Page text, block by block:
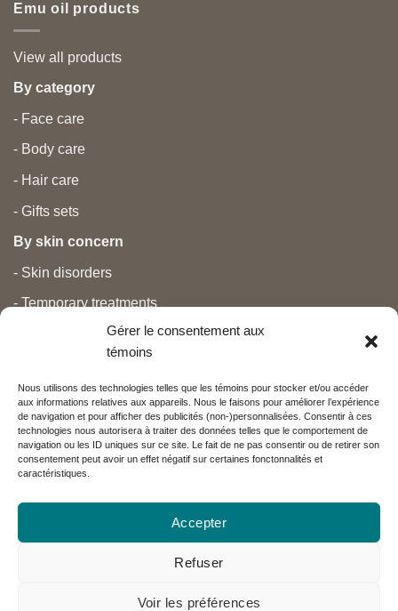
Gérer le consentement aux
témoins
Nous utilisons des technologies telles que les témoins pour stocker et/ou accéder
aux informations relatives aux appareils. Nous le faisons pour améliorer l’expérience
de navigation et pour afficher des publicités (non-)personnalisées. Consentir à ces
technologies nous autorisera à traiter des données telles que le comportement de
navigation ou les ID uniques sur ce site. Le fait de ne pas consentir ou de retirer son
consentement peut avoir un effet négatif sur certaines fonctonnalités et
caractéristiques.
Accepter
Refuser
Voir les préférences
Emu oil products
View all products
By category
- Face care
- Body care
- Hair care
- Gifts sets
By skin concern
- Skin disorders
- Temporary treatments
- Pregnancy and newborns
- Anti aging and beauty
Nos partenaires